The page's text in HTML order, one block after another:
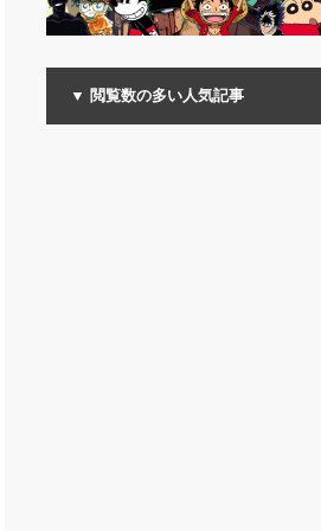
▼ 閲覧数の多い人気記事